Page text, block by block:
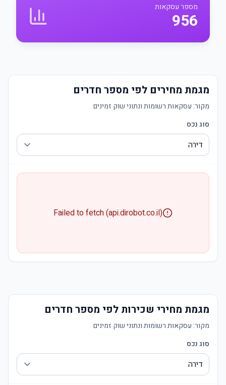
מספר עסקאות
956
מגמת מחירים לפי מספר חדרים
מקור: עסקאות רשומות ונתוני שוק זמינים
סוג נכס
Failed to fetch (api.dirobot.co.il)
מגמת מחירי שכירות לפי מספר חדרים
מקור: עסקאות רשומות ונתוני שוק זמינים
סוג נכס